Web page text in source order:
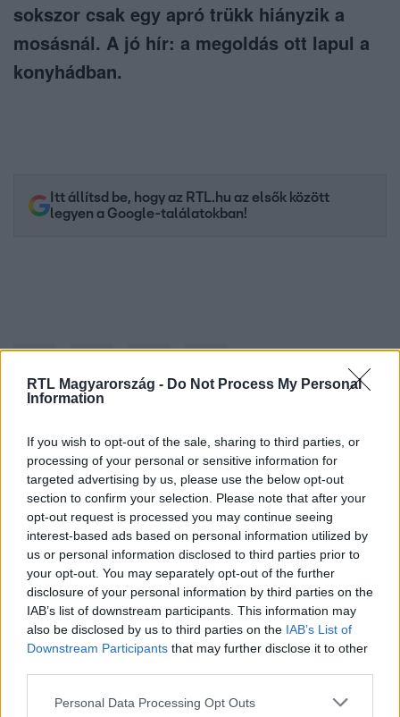
RTL Magyarország - Do Not Process My Personal
Information
If you wish to opt-out of the sale, sharing to third parties, or
processing of your personal or sensitive information for
targeted advertising by us, please use the below opt-out
section to confirm your selection. Please note that after your
opt-out request is processed you may continue seeing
interest-based ads based on personal information utilized by
us or personal information disclosed to third parties prior to
your opt-out. You may separately opt-out of the further
disclosure of your personal information by third parties on the
IAB’s list of downstream participants. This information may
also be disclosed by us to third parties on the IAB’s List of
Downstream Participants that may further disclose it to other
Please note that this website/app uses one or more Google
Personal Data Processing Opt Outs
sokszor csak egy apró trükk hiányzik a
mosásnál. A jó hír: a megoldás ott lapul a
konyhádban.
Itt állítsd be, hogy az RTL.hu az elsők között
legyen a Google-találatokban!
Kövess minket, és értesülj a friss hírekről a
Facebookon is!
Követem
OTTHON TIPPEK
FEHÉR RUHA # MOSÓGÉP # ECET CITROMSAV